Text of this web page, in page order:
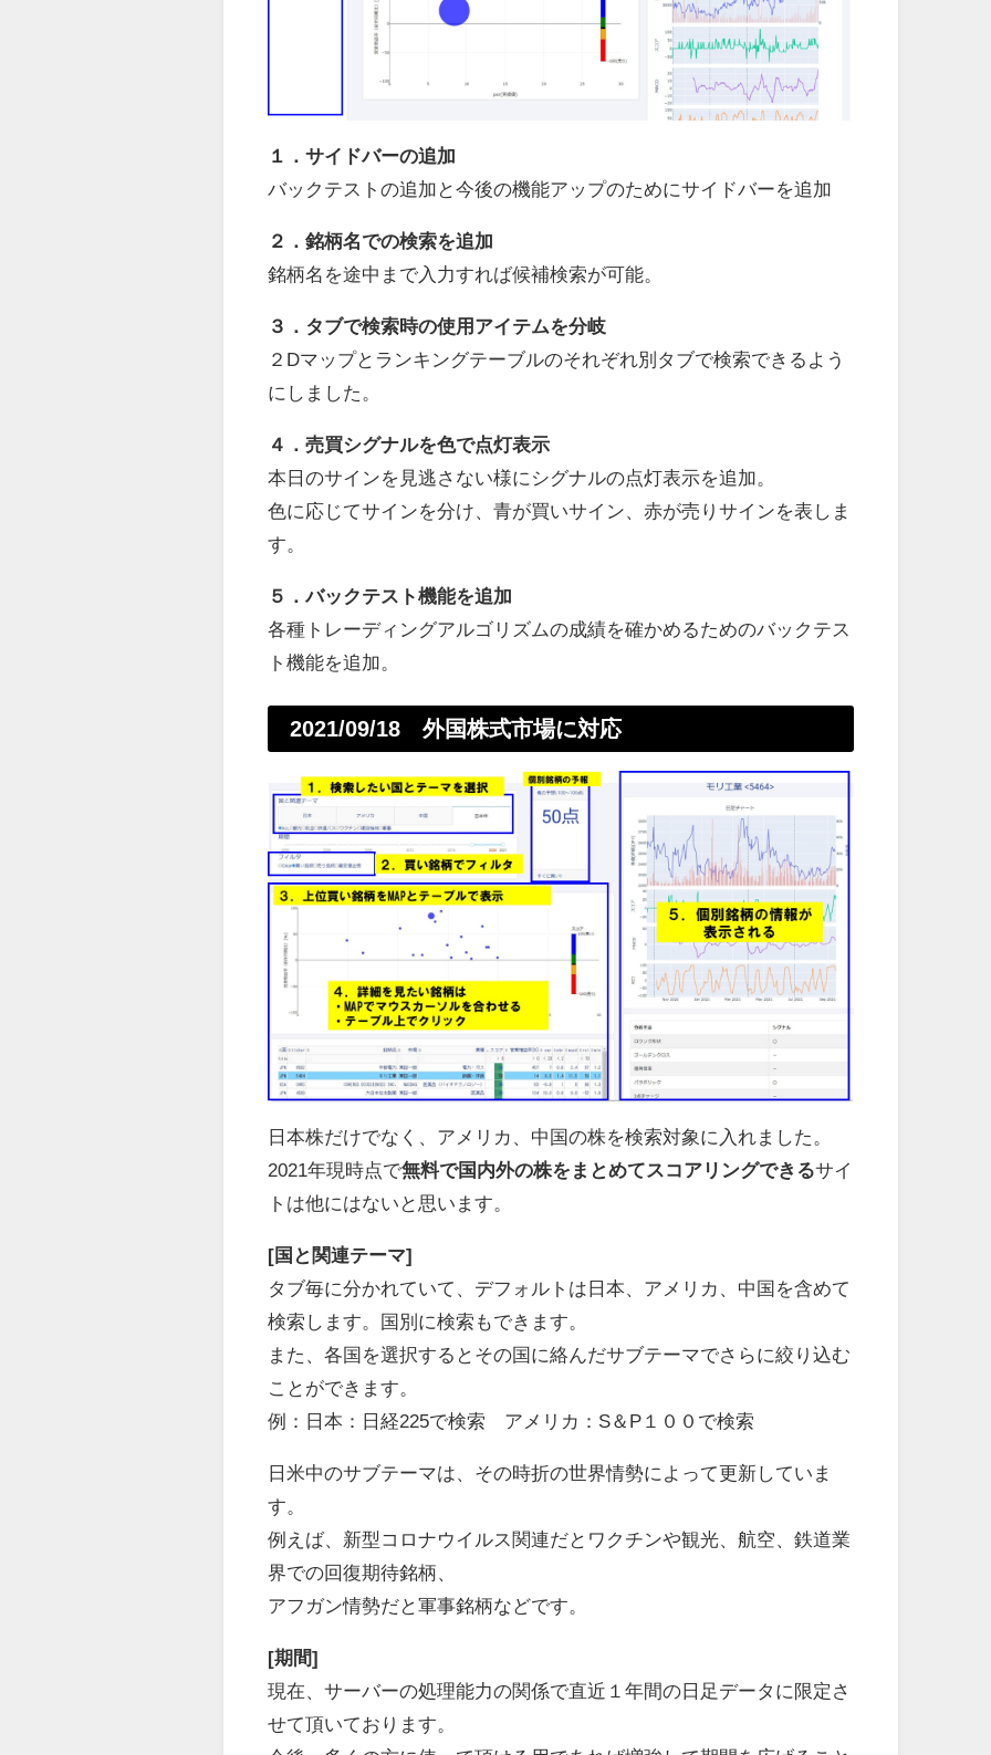
１．サイドバーの追加
バックテストの追加と今後の機能アップのためにサイドバーを追加
２．銘柄名での検索を追加
銘柄名を途中まで入力すれば候補検索が可能。
３．タブで検索時の使用アイテムを分岐
２Dマップとランキングテーブルのそれぞれ別タブで検索できるよう
にしました。
４．売買シグナルを色で点灯表示
本日のサインを見逃さない様にシグナルの点灯表示を追加。
色に応じてサインを分け、青が買いサイン、赤が売りサインを表しま
す。
５．バックテスト機能を追加
各種トレーディングアルゴリズムの成績を確かめるためのバックテス
ト機能を追加。
2021/09/18 外国株式市場に対応
日本株だけでなく、アメリカ、中国の株を検索対象に入れました。
2021年現時点で無料で国内外の株をまとめてスコアリングできるサイ
トは他にはないと思います。
[国と関連テーマ]
タブ毎に分かれていて、デフォルトは日本、アメリカ、中国を含めて
検索します。国別に検索もできます。
また、各国を選択するとその国に絡んだサブテーマでさらに絞り込む
ことができます。
例：日本：日経225で検索 アメリカ：S＆P１００で検索
日米中のサブテーマは、その時折の世界情勢によって更新していま
す。
例えば、新型コロナウイルス関連だとワクチンや観光、航空、鉄道業
界での回復期待銘柄、
アフガン情勢だと軍事銘柄などです。
[期間]
現在、サーバーの処理能力の関係で直近１年間の日足データに限定さ
せて頂いております。